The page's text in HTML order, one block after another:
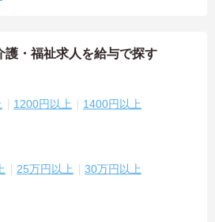
護・福祉求人を給与で探す
1200円以上 1400円以上
25万円以上 30万円以上